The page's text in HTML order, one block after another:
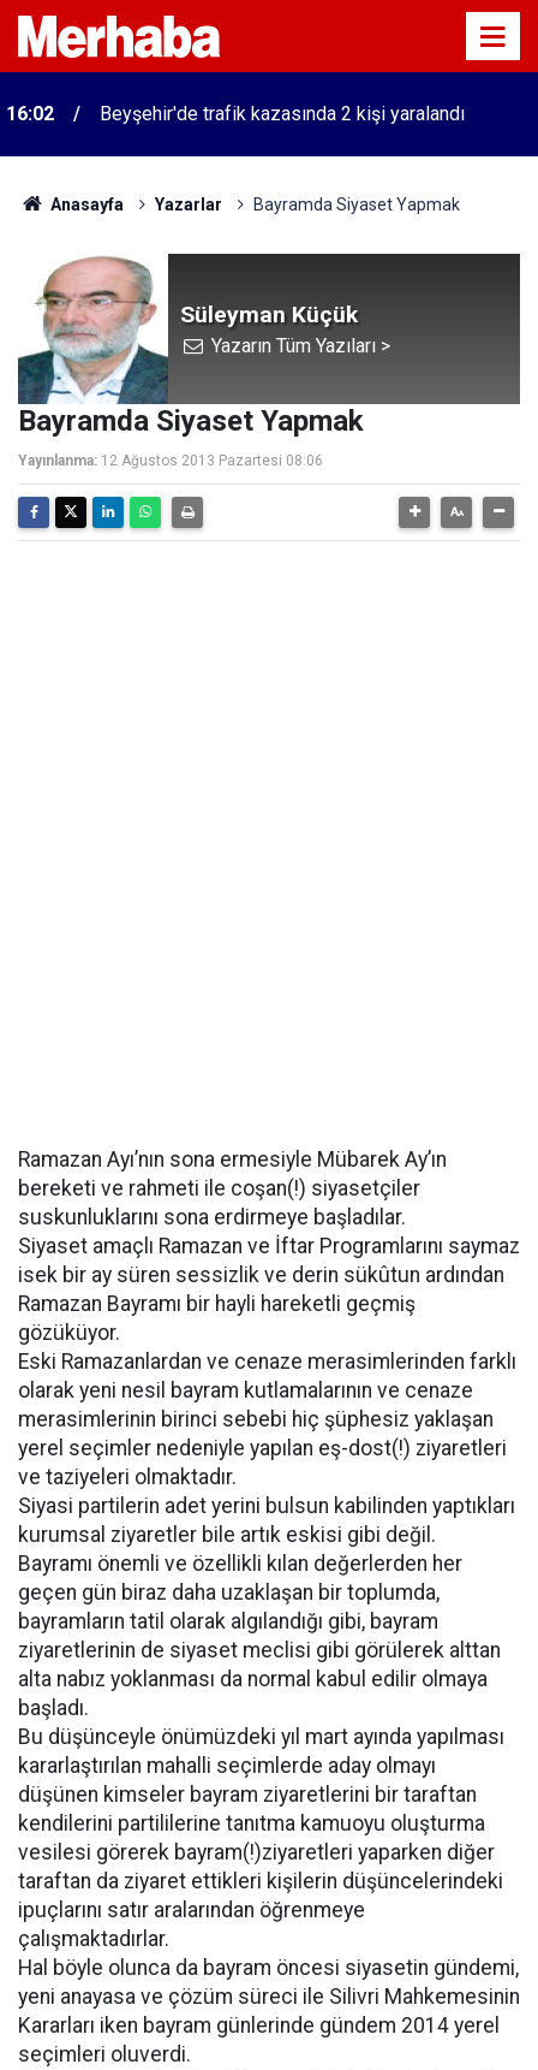
16:02 Beyşehir'de trafik kazasında 2 kişi yaralandı
Anasayfa Yazarlar Bayramda Siyaset Yapmak
Süleyman Küçük
Yazarın Tüm Yazıları >
Bayramda Siyaset Yapmak
Yayınlanma: 12 Ağustos 2013 Pazartesi 08:06
Ramazan Ayı’nın sona ermesiyle Mübarek Ay’ın
bereketi ve rahmeti ile coşan(!) siyasetçiler
suskunluklarını sona erdirmeye başladılar.
Siyaset amaçlı Ramazan ve İftar Programlarını saymaz
isek bir ay süren sessizlik ve derin sükûtun ardından
Ramazan Bayramı bir hayli hareketli geçmiş
gözüküyor.
Eski Ramazanlardan ve cenaze merasimlerinden farklı
olarak yeni nesil bayram kutlamalarının ve cenaze
merasimlerinin birinci sebebi hiç şüphesiz yaklaşan
yerel seçimler nedeniyle yapılan eş-dost(!) ziyaretleri
ve taziyeleri olmaktadır.
Siyasi partilerin adet yerini bulsun kabilinden yaptıkları
kurumsal ziyaretler bile artık eskisi gibi değil.
Bayramı önemli ve özellikli kılan değerlerden her
geçen gün biraz daha uzaklaşan bir toplumda,
bayramların tatil olarak algılandığı gibi, bayram
ziyaretlerinin de siyaset meclisi gibi görülerek alttan
alta nabız yoklanması da normal kabul edilir olmaya
başladı.
Bu düşünceyle önümüzdeki yıl mart ayında yapılması
kararlaştırılan mahalli seçimlerde aday olmayı
düşünen kimseler bayram ziyaretlerini bir taraftan
kendilerini partililerine tanıtma kamuoyu oluşturma
vesilesi görerek bayram(!)ziyaretleri yaparken diğer
taraftan da ziyaret ettikleri kişilerin düşüncelerindeki
ipuçlarını satır aralarından öğrenmeye
çalışmaktadırlar.
Hal böyle olunca da bayram öncesi siyasetin gündemi,
yeni anayasa ve çözüm süreci ile Silivri Mahkemesinin
Kararları iken bayram günlerinde gündem 2014 yerel
seçimleri oluverdi.